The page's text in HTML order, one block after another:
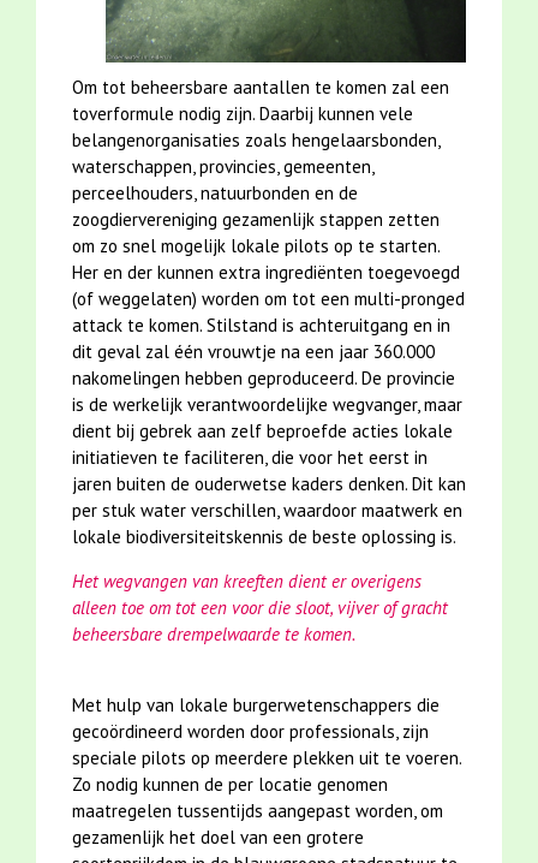
Om tot beheersbare aantallen te komen zal een
toverformule nodig zijn. Daarbij kunnen vele
belangenorganisaties zoals hengelaarsbonden,
waterschappen, provincies, gemeenten,
perceelhouders, natuurbonden en de
zoogdiervereniging gezamenlijk stappen zetten
om zo snel mogelijk lokale pilots op te starten.
Her en der kunnen extra ingrediënten toegevoegd
(of weggelaten) worden om tot een multi-pronged
attack te komen. Stilstand is achteruitgang en in
dit geval zal één vrouwtje na een jaar 360.000
nakomelingen hebben geproduceerd. De provincie
is de werkelijk verantwoordelijke wegvanger, maar
dient bij gebrek aan zelf beproefde acties lokale
initiatieven te faciliteren, die voor het eerst in
jaren buiten de ouderwetse kaders denken. Dit kan
per stuk water verschillen, waardoor maatwerk en
lokale biodiversiteitskennis de beste oplossing is.
Het wegvangen van kreeften dient er overigens
alleen toe om tot een voor die sloot, vijver of gracht
beheersbare drempelwaarde te komen.
Met hulp van lokale burgerwetenschappers die
gecoördineerd worden door professionals, zijn
speciale pilots op meerdere plekken uit te voeren.
Zo nodig kunnen de per locatie genomen
maatregelen tussentijds aangepast worden, om
gezamenlijk het doel van een grotere